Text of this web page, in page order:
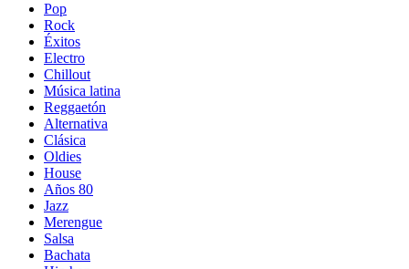
Pop
Rock
Éxitos
Electro
Chillout
Música latina
Reggaetón
Alternativa
Clásica
Oldies
House
Años 80
Jazz
Merengue
Salsa
Bachata